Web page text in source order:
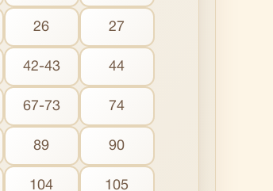
26 27
42-43 44
67-73 74
89 90
104 105